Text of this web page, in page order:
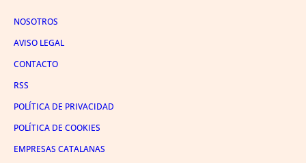
NOSOTROS
AVISO LEGAL
CONTACTO
RSS
POLÍTICA DE PRIVACIDAD
POLÍTICA DE COOKIES
EMPRESAS CATALANAS